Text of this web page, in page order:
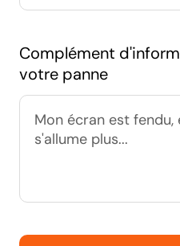
Complément
votre panne